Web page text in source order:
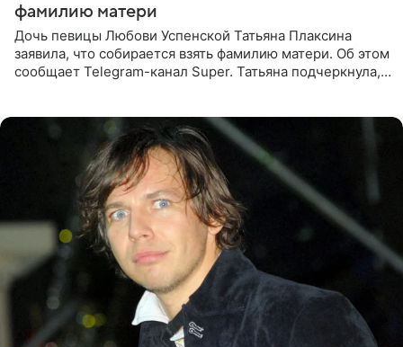
фамилию матери
Дочь певицы Любови Успенской Татьяна Плаксина
заявила, что собирается взять фамилию матери. Об этом
сообщает Telegram-канал Super. Татьяна подчеркнула,